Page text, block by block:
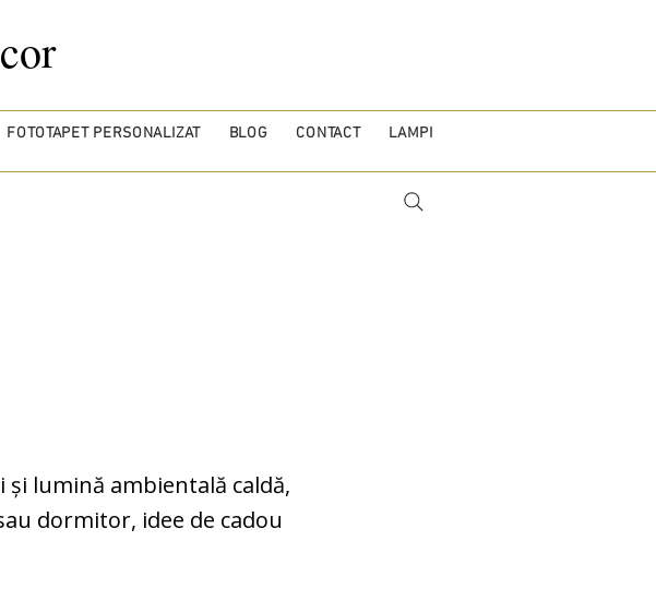
FOTOTAPET PERSONALIZAT BLOG CONTACT LAMPI
și lumină ambientală caldă,
dormitor, idee de cadou